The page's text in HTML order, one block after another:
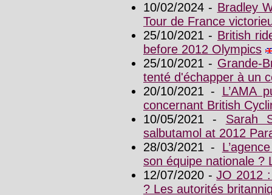
10/02/2024 - Bradley
Tour de France
25/10/2021 - British
before 2012 Olympics
25/10/2021 - Grande-
tenté d'échapper à un
20/10/2021 - L’AMA
concernant British
10/05/2021 - Sarah
salbutamol at 2012
28/03/2021 -
son équipe nationale ?
12/07/2020 -JO 2012
? Les autorités